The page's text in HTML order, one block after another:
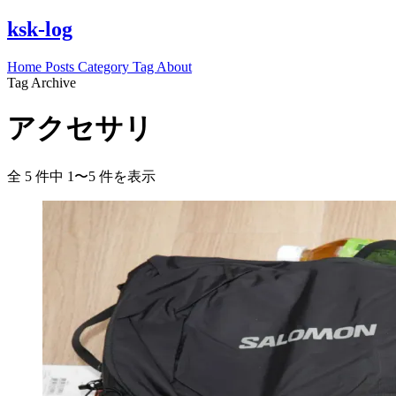
ksk-log
Home Posts Category Tag About
Tag Archive
アクセサリ
全 5 件中 1〜5 件を表示